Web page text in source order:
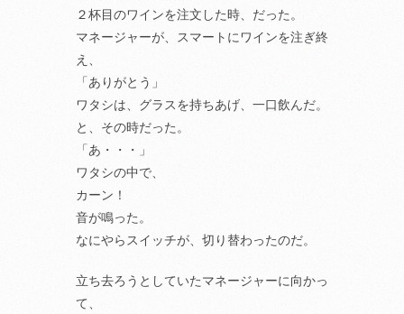
２杯目のワインを注文した時、だった。
マネージャーが、スマートにワインを注ぎ終
え、
「ありがとう」
ワタシは、グラスを持ちあげ、一口飲んだ。
と、その時だった。
「あ・・・」
ワタシの中で、
カーン！
音が鳴った。
なにやらスイッチが、切り替わったのだ。
立ち去ろうとしていたマネージャーに向かっ
て、